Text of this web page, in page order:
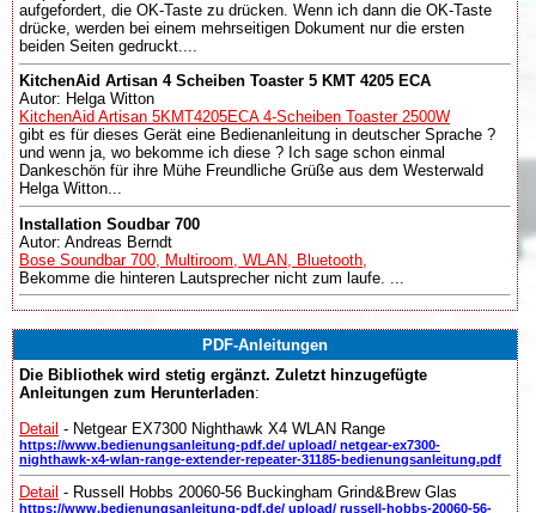
aufgefordert, die OK-Taste zu drücken. Wenn ich dann die OK-Taste
drücke, werden bei einem mehrseitigen Dokument nur die ersten
beiden Seiten gedruckt....
KitchenAid Artisan 4 Scheiben Toaster 5 KMT 4205 ECA
Autor: Helga Witton
KitchenAid Artisan 5KMT4205ECA 4-Scheiben Toaster 2500W
gibt es für dieses Gerät eine Bedienanleitung in deutscher Sprache ?
und wenn ja, wo bekomme ich diese ? Ich sage schon einmal
Dankeschön für ihre Mühe Freundliche Grüße aus dem Westerwald
Helga Witton...
Installation Soudbar 700
Autor: Andreas Berndt
Bose Soundbar 700, Multiroom, WLAN, Bluetooth,
Bekomme die hinteren Lautsprecher nicht zum laufe. ...
PDF-Anleitungen
Die Bibliothek wird stetig ergänzt. Zuletzt hinzugefügte
Anleitungen zum Herunterladen:
Detail - Netgear EX7300 Nighthawk X4 WLAN Range
https://www.bedienungsanleitung-pdf.de/ upload/ netgear-ex7300-
nighthawk-x4-wlan-range-extender-repeater-31185-bedienungsanleitung.pdf
Detail - Russell Hobbs 20060-56 Buckingham Grind&Brew Glas
https://www.bedienungsanleitung-pdf.de/ upload/ russell-hobbs-20060-56-